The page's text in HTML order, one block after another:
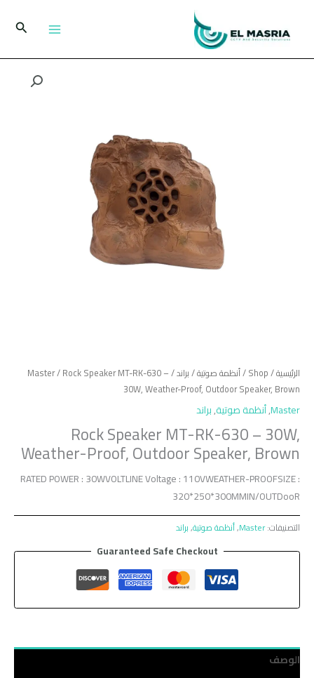
المحتوى
البحث
الرئيسية/
Shop
/أنظمة صوتية/براند/
Master/ Rock Speaker MT-RK-630 –
30W, Weather-Proof, Outdoor Speaker, Brown
Master
,أنظمة صوتية,براند
Rock Speaker MT-RK-630 – 30W,
Weather-Proof, Outdoor Speaker, Brown
RATED POWER : 30WVOLTLINE Voltage : 110VWEATHER-PROOFSIZE :
320*250*300MMIN/OUTDooR
التصنيفات:Master
,أنظمة صوتية,براند
Guaranteed Safe Checkout
الوصف